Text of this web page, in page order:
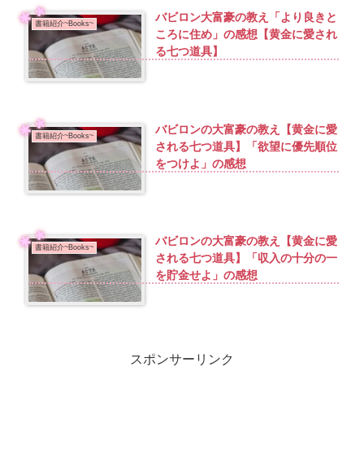
書籍紹介~Books~
バビロン大富豪の教え「より良きと
ころに住め」の感想【黄金に愛され
る七つ道具】
書籍紹介~Books~
バビロンの大富豪の教え【黄金に愛
される七つ道具】「欲望に優先順位
をつけよ」の感想
書籍紹介~Books~
バビロンの大富豪の教え【黄金に愛
される七つ道具】「収入の十分の一
を貯金せよ」の感想
スポンサーリンク